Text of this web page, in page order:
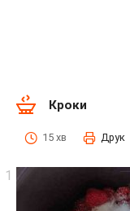
Кроки
15 хв Друк